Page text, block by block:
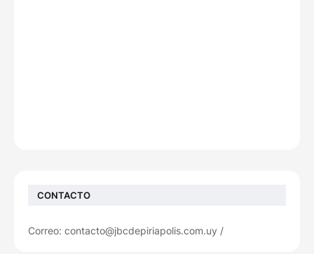
CONTACTO
Correo: contacto@jbcdepiriapolis.com.uy /